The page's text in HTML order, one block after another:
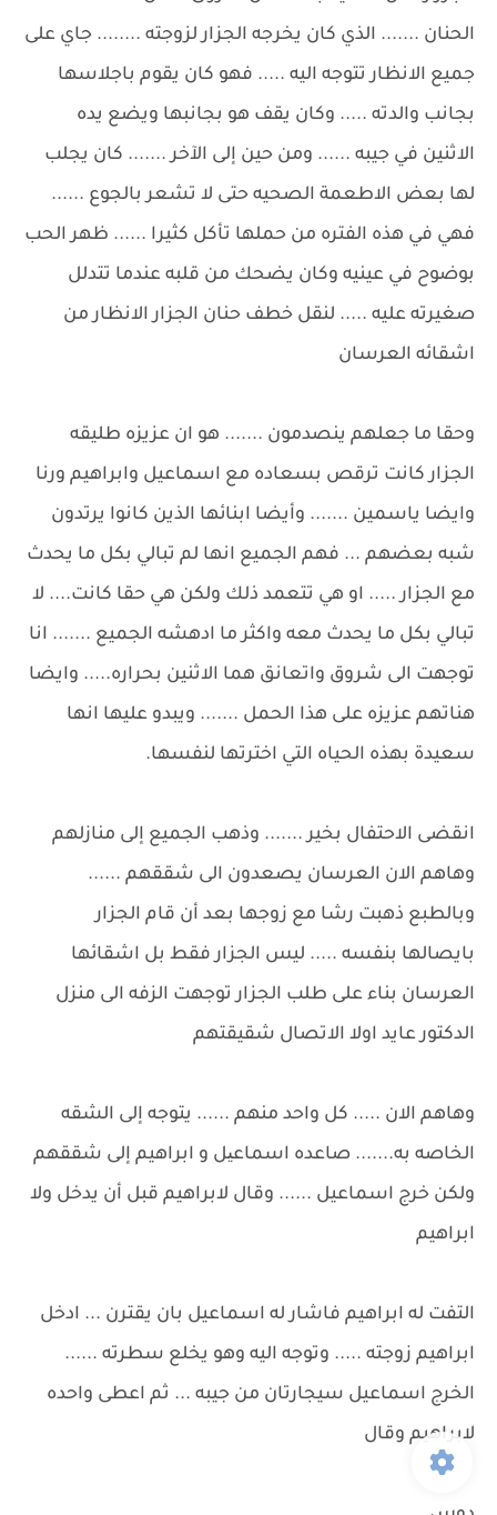
الحنان ....... الذي كان يخرجه الجزار لزوجته ........ جاي على
جميع الانظار تتوجه اليه ..... فهو كان يقوم باجلاسها
بجانب والدته ..... وكان يقف هو بجانبها ويضع يده
الاثنين في جيبه ...... ومن حين إلى الآخر ....... كان يجلب
لها بعض الاطعمة الصحيه حتى لا تشعر بالجوع ......
فهي في هذه الفتره من حملها تأكل كثيرا ...... ظهر الحب
بوضوح في عينيه وكان يضحك من قلبه عندما تتدلل
صغيرته عليه ..... لنقل خطف حنان الجزار الانظار من
اشقائه العرسان
وحقا ما جعلهم ينصدمون ....... هو ان عزيزه طليقه
الجزار كانت ترقص بسعاده مع اسماعيل وابراهيم ورنا
وايضا ياسمين ....... وأيضا ابنائها الذين كانوا يرتدون
شبه بعضهم ... فهم الجميع انها لم تبالي بكل ما يحدث
مع الجزار ..... او هي تتعمد ذلك ولكن هي حقا كانت.... لا
تبالي بكل ما يحدث معه واكثر ما ادهشه الجميع ....... انا
توجهت الى شروق واتعانق هما الاثنين بحراره..... وايضا
هناتهم عزيزه على هذا الحمل ....... ويبدو عليها انها
سعيدة بهذه الحياه التي اخترتها لنفسها.
انقضى الاحتفال بخير ....... وذهب الجميع إلى منازلهم
وهاهم الان العرسان يصعدون الى شققهم ......
وبالطبع ذهبت رشا مع زوجها بعد أن قام الجزار
بايصالها بنفسه ..... ليس الجزار فقط بل اشقائها
العرسان بناء على طلب الجزار توجهت الزفه الى منزل
الدكتور عايد اولا الاتصال شقيقتهم
وهاهم الان ..... كل واحد منهم ...... يتوجه إلى الشقه
الخاصه به....... صاعده اسماعیل و ابراهيم إلى شققهم
ولكن خرج اسماعيل ...... وقال لابراهيم قبل أن يدخل ولا
ابراهيم
التفت له ابراهيم فاشار له اسماعيل بان يقترن ... ادخل
ابراهيم زوجته ..... وتوجه اليه وهو يخلع سطرته ......
الخرج اسماعيل سيجارتان من جيبه ... ثم اعطى واحده
لابراهيم وقال